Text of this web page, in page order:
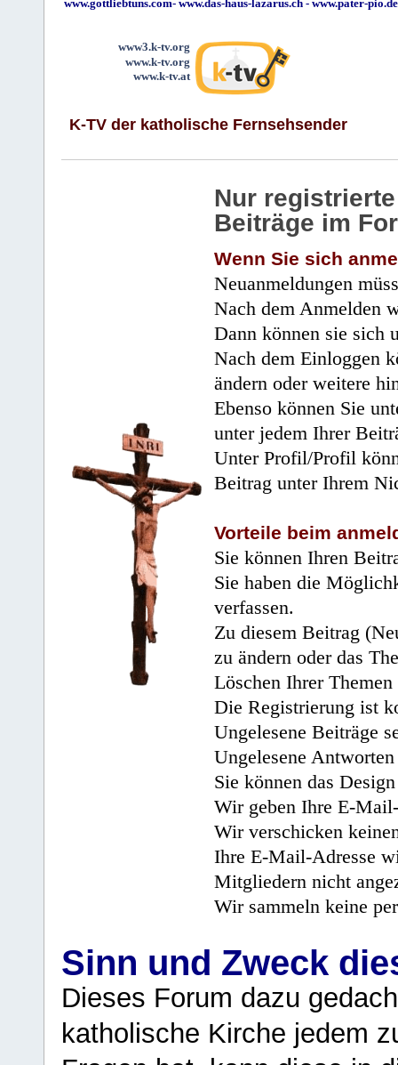
www.gottliebtuns.com- www.das-haus-lazarus.ch - www.pater-pio.de
www3.k-tv.org
www.k-tv.org
www.k-tv.at
K-TV der katholische Fernsehsender
Nur
Beiträge im
Wenn Sie sich
Neuanmeldungen
Nach dem Anmelden
Dann können sie sich
Nach dem Einloggen
ändern oder weitere
Ebenso können Sie
unter jedem Ihrer
Unter Profil/Profil
Beitrag unter Ihrem
Vorteile beim
Sie können Ihren
Sie haben die
verfassen.
Zu diesem Beitrag
zu ändern oder das
Löschen Ihrer
Die Registrierung ist
Ungelesene Beiträge
Ungelesene
Sie können das
Wir geben Ihre E-
Wir verschicken
Ihre E-Mail-Adresse
Mitgliedern nicht
Wir sammeln keine
Sinn und Zweck
Dieses Forum dazu
katholische Kirche jedem